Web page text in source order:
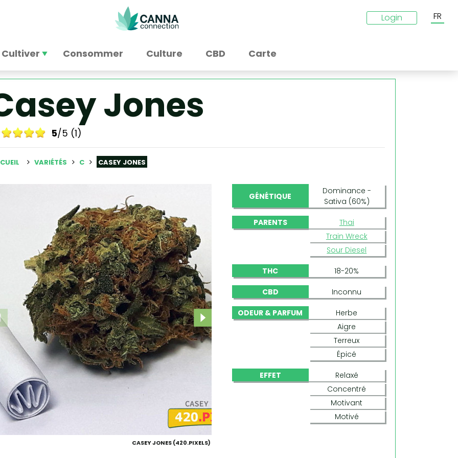
Login FR
Cultiver Consommer Culture CBD Carte
Jones
5/5 (1)
VARIÉTÉS C CASEY JONES
CASEY JONES (420.PIXELS)
GÉNÉTIQUE
Dominance -
Sativa (60%)
PARENTS
Thai
Train Wreck
Sour Diesel
THC 18-20%
CBD Inconnu
ODEUR & PARFUM
Herbe
Aigre
Terreux
Épicé
EFFET
Relaxé
Concentré
Motivant
Motivé